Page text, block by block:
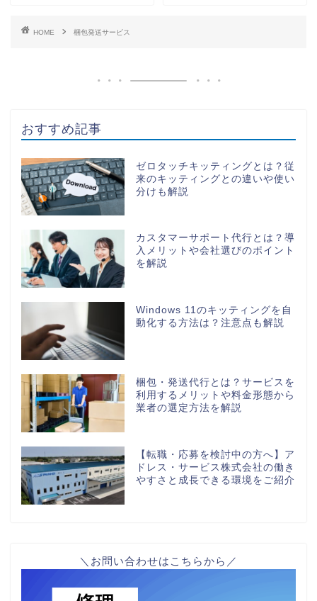
HOME 梱包発送サービス
おすすめ記事
ゼロタッチキッティングとは？従
来のキッティングとの違いや使い
分けも解説
カスタマーサポート代行とは？導
入メリットや会社選びのポイント
を解説
Windows 11のキッティングを自
動化する方法は？注意点も解説
梱包・発送代行とは？サービスを
利用するメリットや料金形態から
業者の選定方法を解説
【転職・応募を検討中の方へ】ア
ドレス・サービス株式会社の働き
やすさと成長できる環境をご紹介
＼お問い合わせはこちらから／